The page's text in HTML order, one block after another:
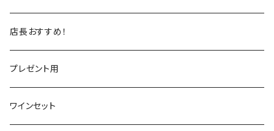
トスカーナ
ヴェネト
スペイン
リオハ
トロ
アメリカ
カリフォルニア
ニュージーランド
トスカーナ
ピエモンテ
スペイン
カリニェナ
ドイツ
ニュージーランド
イギリス
ドイツ
アメリカ
店長おすすめ！
プレゼント用
ワインセット